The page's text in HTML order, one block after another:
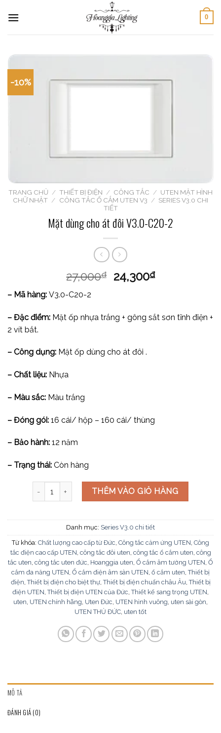
0
-10%
TRANG CHỦ / THIẾT BỊ ĐIỆN / CÔNG TẮC / UTEN MẶT HÌNH
CHỮ NHẬT / CÔNG TẮC Ổ CẮM UTEN V3 / SERIES V3.0 CHI
TIẾT
Mặt dùng cho át đôi V3.0-C20-2
27,000₫ 24,300₫
– Mã hàng: V3.0-C20-2
– Đặc điểm: Mặt ốp nhựa trắng + gông sắt sơn tĩnh điện +
2 vít bắt.
– Công dụng: Mặt ốp dùng cho át đôi .
– Chất liệu: Nhựa
– Màu sắc: Màu trắng
– Đóng gói: 16 cái/ hộp – 160 cái/ thùng
– Bảo hành: 12 năm
– Trạng thái: Còn hàng
Mặt dùng cho át đôi V3.0-C20-2 số lượng
THÊM VÀO GIỎ HÀNG
Danh mục: Series V3.0 chi tiết
Từ khóa: Chất lượng cao cấp từ Đức Công tắc cảm ứng UTEN Công
tắc điện cao cấp UTEN công tắc đôi uten công tắc ổ cắm uten công
tắc uten công tắc uten đức Hoanggia uten Ổ cắm âm tường UTEN Ổ
cắm đa năng UTEN Ổ cắm điện âm sàn UTEN ổ cắm uten ,Thiết bị
điện ,Thiết bị điện cho biệt thự,Thiết bị điện chuẩn châu Âu ,Thiết bị
điện UTEN ,Thiết bị điện UTEN của Đức ,Thiết kế sang trọng UTEN
uten UTEN chính hãng Uten Đức UTEN hình vuông uten sài gòn
UTEN THỦ ĐỨC uten tốt
MÔ TẢ
ĐÁNH GIÁ (0)